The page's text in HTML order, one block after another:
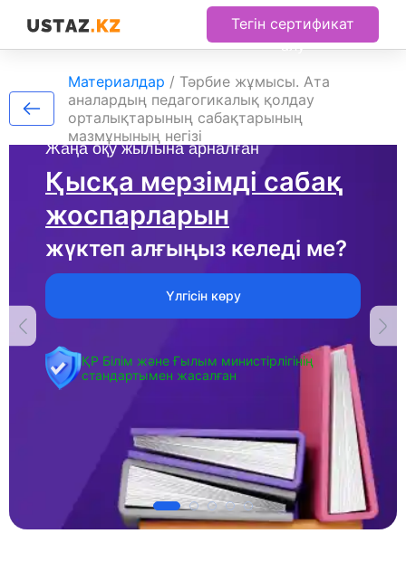
Тегін сертификат
алу
Жаңа оқу жылына арналған
Қысқа мерзімді сабақ
жоспарларын
жүктеп алғыңыз келеді ме?
Үлгісін көру
ҚР Білім және Ғылым министірлігінің
стандартымен жасалған
Материалдар / Тәрбие жұмысы. Ата
аналардың педагогикалық қолдау
орталықтарының сабақтарының
мазмұнының негізі